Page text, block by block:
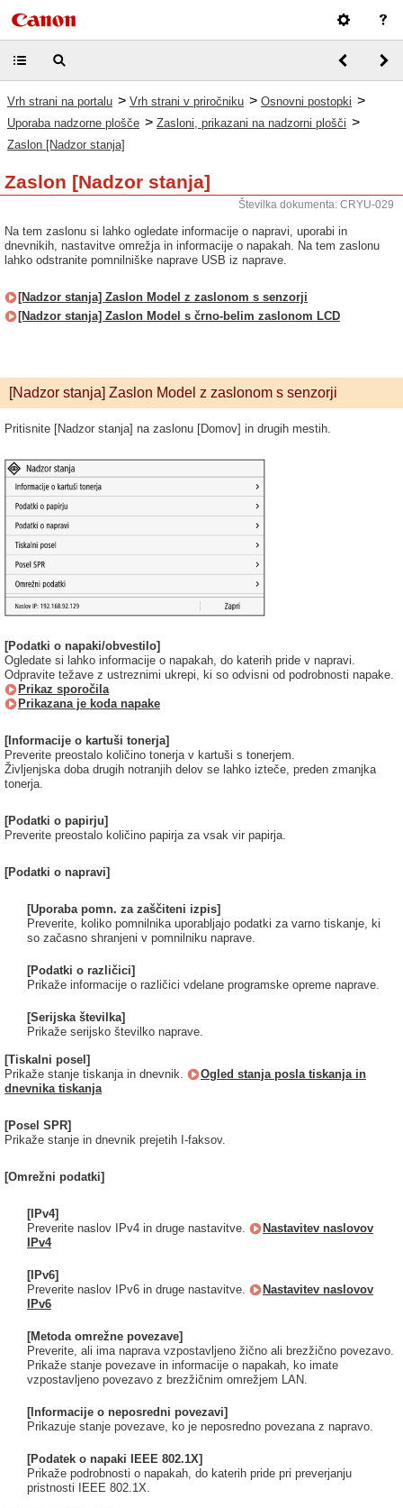
Vrh strani na portalu > Vrh strani v priročniku > Osnovni postopki >
Uporaba nadzorne plošče > Zasloni, prikazani na nadzorni plošči >
Zaslon [Nadzor stanja]
Zaslon [Nadzor stanja]
Številka dokumenta: CRYU-029
Na tem zaslonu si lahko ogledate informacije o napravi, uporabi in
dnevnikih, nastavitve omrežja in informacije o napakah. Na tem zaslonu
lahko odstranite pomnilniške naprave USB iz naprave.
[Nadzor stanja] Zaslon Model z zaslonom s senzorji
[Nadzor stanja] Zaslon Model s črno-belim zaslonom LCD
[Nadzor stanja] Zaslon Model z zaslonom s senzorji
Pritisnite [Nadzor stanja] na zaslonu [Domov] in drugih mestih.
[Podatki o napaki/obvestilo]
Ogledate si lahko informacije o napakah, do katerih pride v napravi.
Odpravite težave z ustreznimi ukrepi, ki so odvisni od podrobnosti napake.
Prikaz sporočila
Prikazana je koda napake
[Informacije o kartuši tonerja]
Preverite preostalo količino tonerja v kartuši s tonerjem.
Življenjska doba drugih notranjih delov se lahko izteče, preden zmanjka
tonerja.
[Podatki o papirju]
Preverite preostalo količino papirja za vsak vir papirja.
[Podatki o napravi]
[Uporaba pomn. za zaščiteni izpis]
Preverite, koliko pomnilnika uporabljajo podatki za varno tiskanje, ki
so začasno shranjeni v pomnilniku naprave.
[Podatki o različici]
Prikaže informacije o različici vdelane programske opreme naprave.
[Serijska številka]
Prikaže serijsko številko naprave.
[Tiskalni posel]
Prikaže stanje tiskanja in dnevnik.
Ogled stanja posla tiskanja in
dnevnika tiskanja
[Posel SPR]
Prikaže stanje in dnevnik prejetih I-faksov.
[Omrežni podatki]
[IPv4]
Preverite naslov IPv4 in druge nastavitve.
Nastavitev naslovov
IPv4
[IPv6]
Preverite naslov IPv6 in druge nastavitve.
Nastavitev naslovov
IPv6
[Metoda omrežne povezave]
Preverite, ali ima naprava vzpostavljeno žično ali brezžično povezavo.
Prikaže stanje povezave in informacije o napakah, ko imate
vzpostavljeno povezavo z brezžičnim omrežjem LAN.
[Informacije o neposredni povezavi]
Prikazuje stanje povezave, ko je neposredno povezana z napravo.
[Podatek o napaki IEEE 802.1X]
Prikaže podrobnosti o napakah, do katerih pride pri preverjanju
pristnosti IEEE 802.1X.